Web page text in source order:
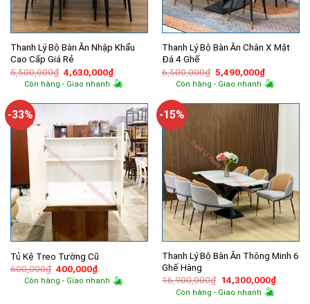
Thanh Lý Bộ Bàn Ăn Nhập Khẩu
Cao Cấp Giá Rẻ
5,500,000₫ Giá
gốc
là:
4,630,000₫Giá
hiện
tại
4,630,000₫.
Còn hàng - Giao nhanh
Thanh Lý Bộ Bàn Ăn Chân X Mặt
Đá 4 Ghế
6,500,000₫ Giá
gốc
là:
5,490,000₫Giá
hiện
tại
Còn hàng - Giao nhanh
-33%
Tủ Kệ Treo Tường Cũ
600,000₫ Giá
gốc
là:
400,000₫Giá
hiện
tại
Còn hàng - Giao nhanh
-15%
Thanh Lý Bộ Bàn Ăn Thông Minh 6
Ghế Hàng
16,900,000₫ Giá
gốc
là:
14,300,000₫Giá
hiện
Còn hàng - Giao nhanh